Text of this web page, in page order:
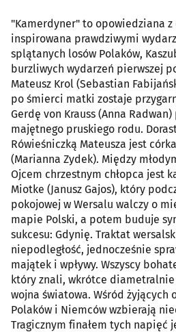
"Kamerdyner" to opowiedziana
inspirowana prawdziwymi
splątanych losów Polaków,
burzliwych wydarzeń pierwszej
Mateusz Krol (Sebastian
po śmierci matki zostaje
Gerdę von Krauss (Anna
majętnego pruskiego rodu.
Rówieśniczką Mateusza jest
(Marianna Zydek). Między
Ojcem chrzestnym chłopca jest
Miotke (Janusz Gajos), który
pokojowej w Wersalu walczy o
mapie Polski, a potem buduje
sukcesu: Gdynię. Traktat
niepodległość, jednocześnie
majątek i wpływy. Wszyscy
który znali, wkrótce
wojna światowa. Wśród żyjących
Polaków i Niemców wzbierają
Tragicznym finałem tych napięć